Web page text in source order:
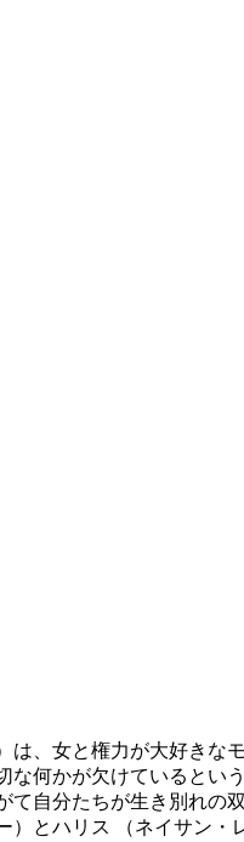
、女と権力が大好きな
何かが欠けているという
自分たちが生き別れの
とハリス （ネイサン・